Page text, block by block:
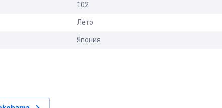
102
Лето
Япония